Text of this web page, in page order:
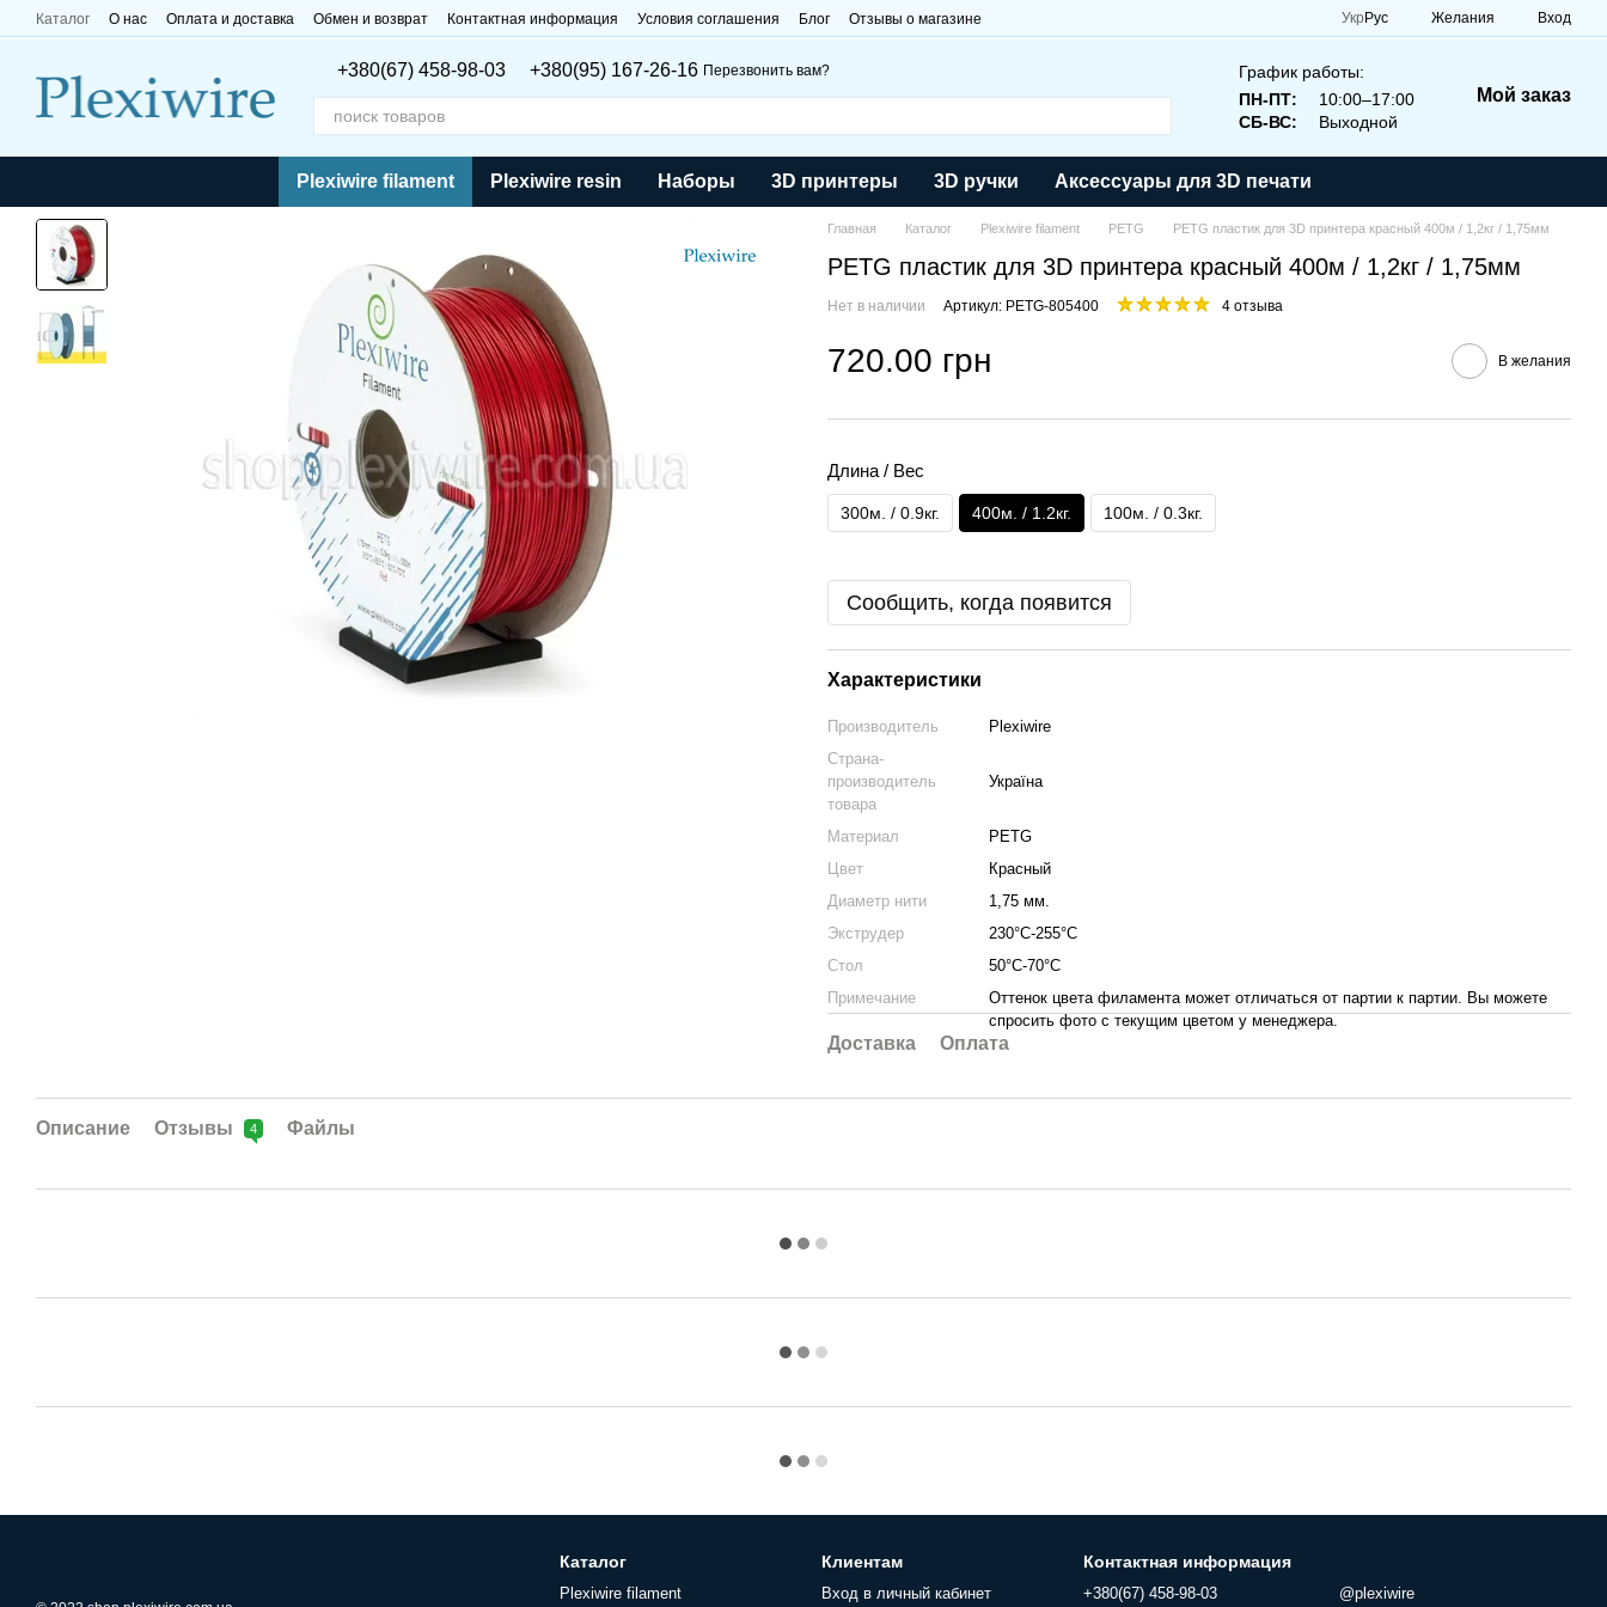
Перейти к основному контенту
Каталог О нас Оплата и доставка Обмен и возврат Контактная информация Условия соглашения Блог Отзывы о магазине Укр Рус Желания Вход
+380(67) 458-98-03 +380(95) 167-26-16 Перезвонить вам?
График работы:
ПН-ПТ:
10:00–17:00
СБ-ВС:
Выходной
Мой заказ
Plexiwire filament Plexiwire resin Наборы 3D принтеры 3D ручки Аксессуары для 3D печати
Главная Каталог Plexiwire filament PETG PETG пластик для 3D принтера красный 400м / 1,2кг / 1,75мм
PETG пластик для 3D принтера красный 400м / 1,2кг / 1,75мм
Нет в наличии Артикул: PETG-805400 4 отзыва
720.00 грн В желания
Длина / Вес
300м. / 0.9кг. 400м. / 1.2кг. 100м. / 0.3кг.
Сообщить, когда появится
Характеристики
Производитель
Plexiwire
Страна-
производитель
товара
Україна
Материал
PETG
Цвет
Красный
Диаметр нити
1,75 мм.
Экструдер
230°С-255°С
Стол
50°С-70°С
Примечание
Оттенок цвета филамента может отличаться от партии к партии. Вы можете
спросить фото с текущим цветом у менеджера.
Доставка Оплата
Описание Отзывы 4 Файлы
Каталог
Plexiwire filament
Клиентам
Вход в личный кабинет
Контактная информация
+380(67) 458-98-03 @plexiwire